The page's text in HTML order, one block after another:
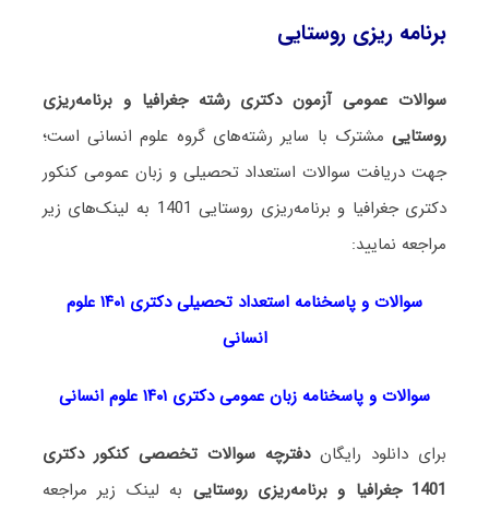
برنامه ریزی روستایی
سوالات عمومی آزمون دکتری رشته جغرافیا و برنامه‌ریزی
روستاییمشترک با سایر رشته‌های گروه علوم انسانی است؛
جهت دریافت سوالات استعداد تحصیلی و زبان عمومی کنکور
دکتری جغرافیا و برنامه‌ریزی روستایی 1401 به لینک‌های زیر
مراجعه نمایید:
سوالات و پاسخنامه استعداد تحصیلی دکتری
۱۴۰۱ علوم
انسانی
سوالات و پاسخنامه زبان عمومی دکتری ۱۴۰۱ علوم انسانی
برای دانلود رایگاندفترچه سوالات تخصصی کنکور دکتری
1401 جغرافیا و برنامه‌ریزی روستایی
به لینک زیر مراجعه